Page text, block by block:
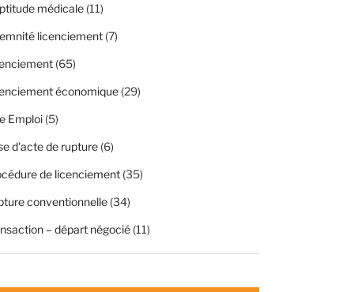
médicale(11)
licenciement(7)
(65)
économique(29)
Emploi(5)
d'acte de rupture(6)
de licenciement(35)
conventionnelle(34)
– départ négocié(11)